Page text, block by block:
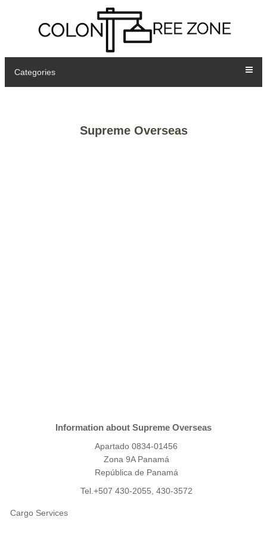
Categories
Supreme Overseas
Information about Supreme Overseas
Apartado 0834-01456
Zona 9A Panamá
República de Panamá
Tel.+507 430-2055, 430-3572
Cargo Services